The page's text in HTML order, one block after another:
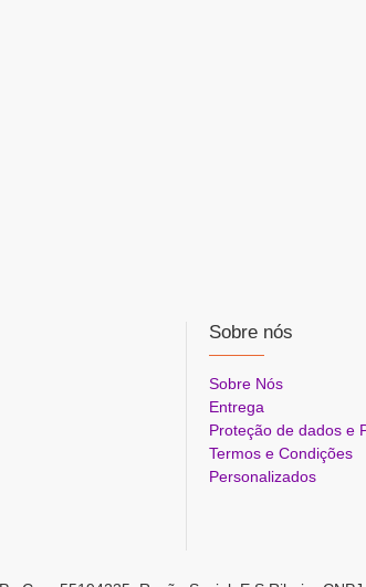
Sobre nós
Sobre Nós
Entrega
Proteção de dados e
Termos e Condições
Personalizados